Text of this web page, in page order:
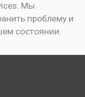
Мы
проблему и
состоянии.